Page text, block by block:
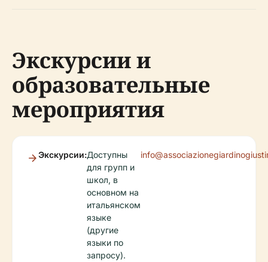
Экскурсии и
образовательные
мероприятия
Экскурсии:Доступны
для групп и
школ, в
основном на
итальянском
языке
(другие
языки по
запросу).